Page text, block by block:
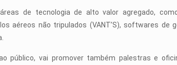
de tecnologia de alto valor agregado,
aéreos não tripulados (VANT’S), softwares
público, vai promover também palestras e